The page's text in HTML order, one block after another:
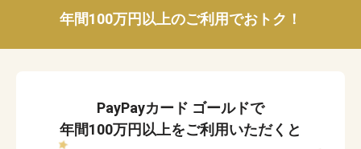
年間100万円以上のご利用でおトク！
PayPayカード ゴールドで
年間100万円以上をご利用いただくと